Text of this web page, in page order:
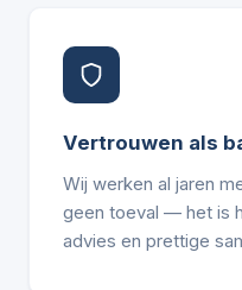
Vertrouwen als
Wij werken al jaren
geen toeval — het is
advies en prettige